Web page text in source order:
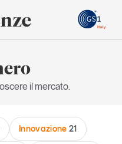
il mercato.
Innovazione 21